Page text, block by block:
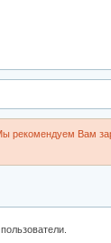
рекомендуем Вам